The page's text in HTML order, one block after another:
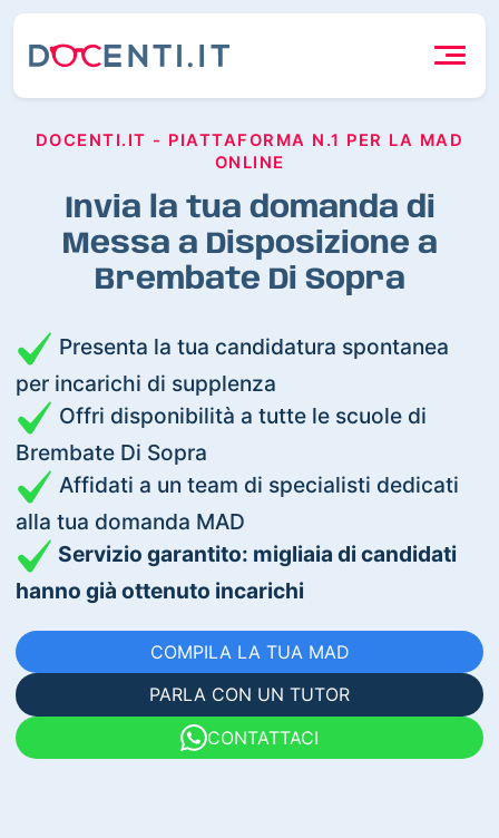
DOCENTI.IT - PIATTAFORMA N.1 PER LA MAD
ONLINE
Invia la tua domanda di
Messa a Disposizione a
Brembate Di Sopra
Presenta la tua candidatura spontanea
per incarichi di supplenza
Offri disponibilità a tutte le scuole di
Brembate Di Sopra
Affidati a un team di specialisti dedicati
alla tua domanda MAD
Servizio garantito: migliaia di candidati
hanno già ottenuto incarichi
COMPILA LA TUA MAD
PARLA CON UN TUTOR
CONTATTACI